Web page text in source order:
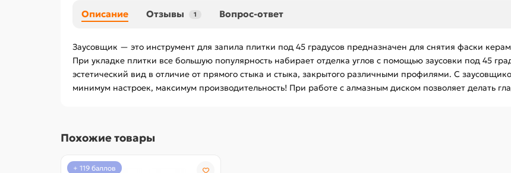
Описание Отзывы 1 Вопрос-ответ
Заусовщик — это инструмент для запила плитки под 45 градусов предназначен для снятия фаски
При укладке плитки все большую популярность набирает отделка углов с помощью заусовки под 45
эстетический вид в отличие от прямого стыка и стыка, закрытого различными профилями. С
минимум настроек, максимум производительность! При работе с алмазным диском позволяет делать
Похожие товары
+ 119 баллов